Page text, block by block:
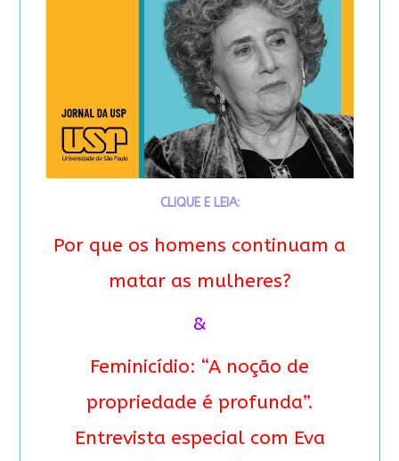
CLIQUE E LEIA:
Por que os homens continuam a
matar as mulheres?
&
Feminicídio: “A noção de
propriedade é profunda”.
Entrevista especial com Eva